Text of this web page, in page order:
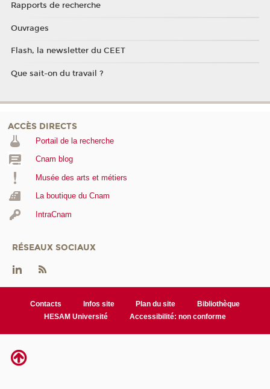
Rapports de recherche
Ouvrages
Flash, la newsletter du CEET
Que sait-on du travail ?
ACCÈS DIRECTS
Portail de la recherche
Cnam blog
Musée des arts et métiers
La boutique du Cnam
IntraCnam
RÉSEAUX SOCIAUX
Contacts Infos site Plan du site
Bibliothèque
HESAM Université
Accessibilité: non conforme